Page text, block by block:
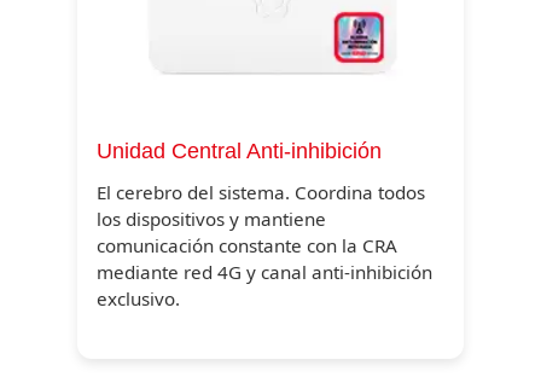
Unidad Central Anti-inhibición
El cerebro del sistema. Coordina todos
los dispositivos y mantiene
comunicación constante con la CRA
mediante red 4G y canal anti-inhibición
exclusivo.